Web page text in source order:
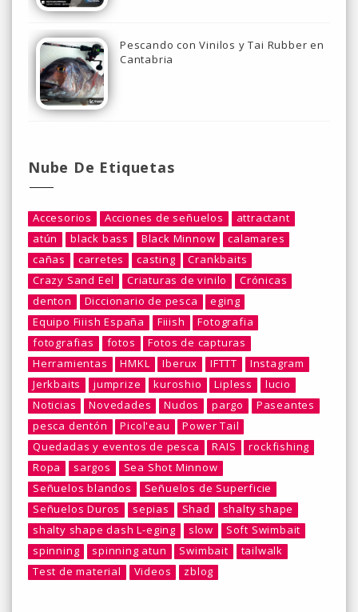
Pescando con Vinilos y Tai Rubber en
Cantabria
Nube De Etiquetas
Accesorios Acciones de señuelos
attractant
atún
black bass Black Minnow
calamares
cañas
carretes casting
Crankbaits
Crazy Sand Eel
Criaturas de vinilo
Crónicas
denton
Diccionario de pesca
eging
Equipo Fiiish España
Fiiish
Fotografia
fotografias
fotos
Fotos de capturas
Herramientas
HMKL Iberux IFTTT
Instagram
Jerkbaits
jumprize kuroshio Lipless
lucio
Noticias
Novedades Nudos pargo
Paseantes
pesca dentón
Picol'eau
Power Tail
Quedadas y eventos de pesca
RAIS
rockfishing
Ropa
sargos
Sea Shot Minnow
Señuelos blandos
Señuelos de Superficie
Señuelos Duros
sepias Shad
shalty shape
shalty shape dash L-eging
slow
Soft Swimbait
spinning
spinning atun Swimbait
tailwalk
Test de material
Videos zblog